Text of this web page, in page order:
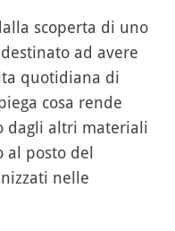
scoperta di uno
ad avere
quotidiana di
cosa rende
dagli altri materiali
al posto del
nelle